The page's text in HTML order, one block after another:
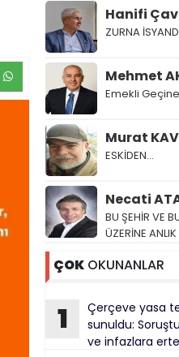
Hanifi
ZURNA
Mehmet
Emekli
Murat
ESKİDEN...
Necati
BU ŞEHİR VE
ÜZERİNE
ÇOK OKUNANLAR
1
Çerçeve yasa
sunuldu:
ve infazlara